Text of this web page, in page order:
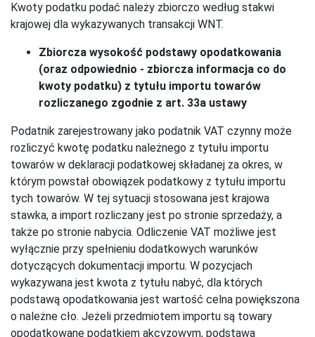
Kwoty podatku podać należy zbiorczo według stakwi
krajowej dla wykazywanych transakcji WNT.
Zbiorcza wysokość podstawy opodatkowania
(oraz odpowiednio - zbiorcza informacja co do
kwoty podatku) z tytułu importu towarów
rozliczanego zgodnie z art. 33a ustawy
Podatnik zarejestrowany jako podatnik VAT czynny może
rozliczyć kwotę podatku należnego z tytułu importu
towarów w deklaracji podatkowej składanej za okres, w
którym powstał obowiązek podatkowy z tytułu importu
tych towarów. W tej sytuacji stosowana jest krajowa
stawka, a import rozliczany jest po stronie sprzedaży, a
także po stronie nabycia. Odliczenie VAT możliwe jest
wyłącznie przy spełnieniu dodatkowych warunków
dotyczących dokumentacji importu. W pozycjach
wykazywana jest kwota z tytułu nabyć, dla których
podstawą opodatkowania jest wartość celna powiększona
o należne cło. Jeżeli przedmiotem importu są towary
opodatkowane podatkiem akcyzowym, podstawą